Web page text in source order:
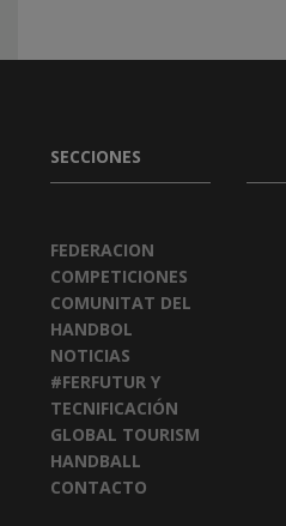
SECCIONES
FEDERACION
COMPETICIONES
COMUNITAT DEL
HANDBOL
NOTICIAS
#FERFUTUR Y
TECNIFICACIÓN
GLOBAL TOURISM
HANDBALL
CONTACTO